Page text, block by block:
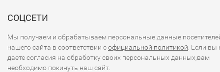
СОЦСЕТИ
Мы получаем и обрабатываем персональные данные
нашего сайта в соответствии софициальной политикой . Если вы
даете согласия на обработку своих персональных данных,вам
необходимо покинуть наш сайт.